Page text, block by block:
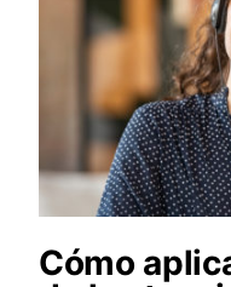
Cómo